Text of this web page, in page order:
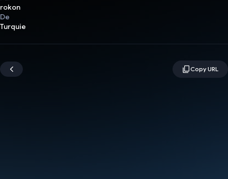
rokon
De
Turquie